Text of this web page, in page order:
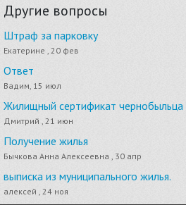
Другие вопросы
Штраф за парковку
Екатерине , 20 фев
Ответ
Вадим, 15 июл
Жилищный сертификат чернобыльца
Дмитрий , 21 июн
Получение жилья
Бычкова Анна Алексеевна , 30 апр
выписка из муниципального жилья.
алексей , 24 ноя